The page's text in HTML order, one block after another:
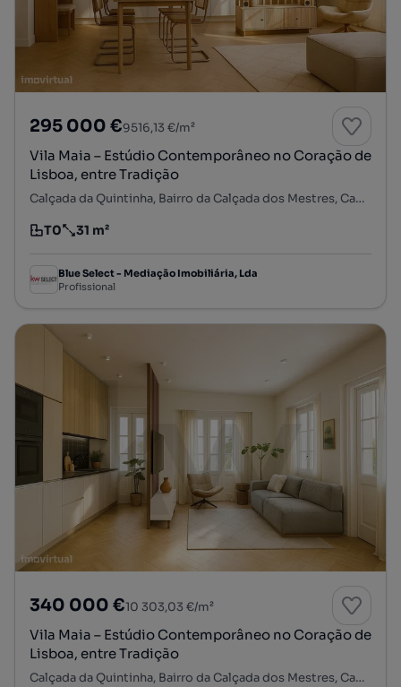
295 000 €9516,13 €/m²
Vila Maia – Estúdio Contemporâneo no Coração de
Lisboa, entre Tradição
Calçada da Quintinha, Bairro da Calçada dos Mestres, Campolide, Lisboa, Lisboa
Tipologia
T0
Preço por metro quadrado
31 m²
Blue Select - Mediação Imobiliária, Lda
Profissional
340 000 €10 303,03 €/m²
Vila Maia – Estúdio Contemporâneo no Coração de
Lisboa, entre Tradição
Calçada da Quintinha, Bairro da Calçada dos Mestres, Campolide, Lisboa, Lisboa